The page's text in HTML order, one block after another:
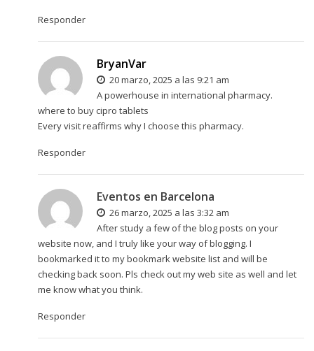
Responder
BryanVar
20 marzo, 2025 a las 9:21 am
A powerhouse in international pharmacy.
where to buy cipro tablets
Every visit reaffirms why I choose this pharmacy.
Responder
Eventos en Barcelona
26 marzo, 2025 a las 3:32 am
After study a few of the blog posts on your
website now, and I truly like your way of blogging. I
bookmarked it to my bookmark website list and will be
checking back soon. Pls check out my web site as well and let
me know what you think.
Responder